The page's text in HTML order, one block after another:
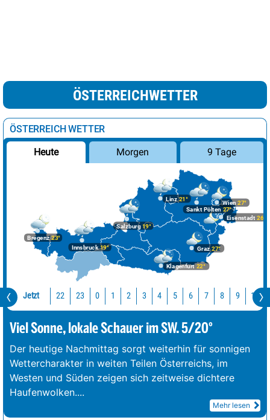
ÖSTERREICHWETTER
ÖSTERREICH WETTER
Heute Morgen 9 Tage
Bregenz23°
Graz27°
Innsbruck19°
Klagenfurt 22°
Linz21°
Salzburg19°
Wien 27°
Eisenstadt 26°
Sankt Pölten 27°
Jetzt 22 23 0 1 2 3 4 5 6 7 8 9 10
Viel Sonne, lokale Schauer im SW. 5/20°
Der heutige Nachmittag sorgt weiterhin für sonnigen
Wettercharakter in weiten Teilen Österreichs, im
Westen und Süden zeigen sich zeitweise dichtere
Haufenwolken....
Mehr lesen